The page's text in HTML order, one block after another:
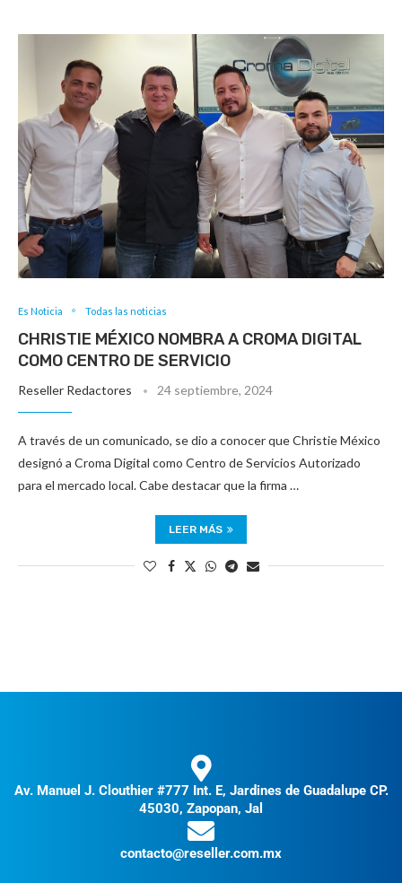
Es Noticia Todas las noticias
CHRISTIE MÉXICO NOMBRA A CROMA DIGITAL
COMO CENTRO DE SERVICIO
Reseller Redactores 24 septiembre, 2024
A través de un comunicado, se dio a conocer que Christie México
designó a Croma Digital como Centro de Servicios Autorizado
para el mercado local. Cabe destacar que la firma …
LEER MÁS
Av. Manuel J. Clouthier #777 Int. E, Jardines de Guadalupe CP.
45030, Zapopan, Jal
contacto@reseller.com.mx